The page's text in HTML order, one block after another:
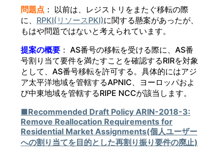
問題点 ： 以前は、レジストリをまたぐ移転の際
に、 RPKI(リソースPKI)に関する懸案があったが、
もはや問題ではないと考えられています。
提案の概要 ： AS番号の移転を受ける際に、AS番
号割り当て要件を満たすことを確認するRIRを対象
として、AS番号移転を許可する。具体的にはアジ
ア太平洋地域を管轄するAPNIC、ヨーロッパおよ
び中東地域を管轄するRIPE NCCが該当します。
■Recommended Draft Policy ARIN-2018-3:
Remove Reallocation Requirements for
Residential Market Assignments(個人ユーザー
への割り当てを目的とした再割り振り要件の廃止)